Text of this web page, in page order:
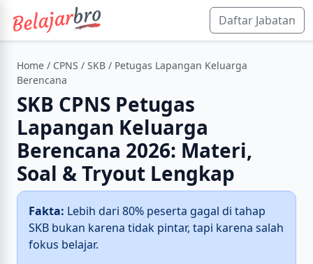
Daftar Jabatan
Home / CPNS / SKB / Petugas Lapangan Keluarga
Berencana
SKB CPNS Petugas
Lapangan Keluarga
Berencana 2026: Materi,
Soal & Tryout Lengkap
Fakta: Lebih dari 80% peserta gagal di tahap
SKB bukan karena tidak pintar, tapi karena salah
fokus belajar.